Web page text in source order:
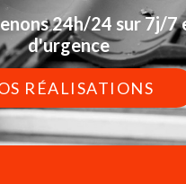
24h/24 sur 7j/7
d'urgence
RÉALISATIONS